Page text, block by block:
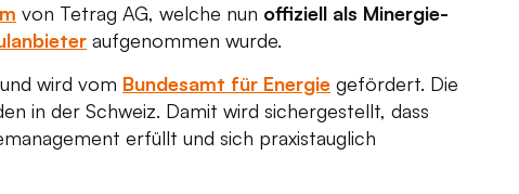
von Tetrag AG, welche nun offiziell als Minergie-
aufgenommen wurde.
wird vom Bundesamt für Energie gefördert. Die
in der Schweiz. Damit wird sichergestellt, dass
erfüllt und sich praxistauglich